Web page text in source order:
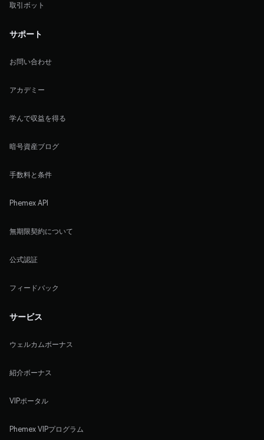
取引ボット
サポート
お問い合わせ
アカデミー
学んで収益を得る
暗号資産ブログ
手数料と条件
Phemex API
無期限契約について
公式認証
フィードバック
サービス
ウェルカムボーナス
紹介ボーナス
VIPポータル
Phemex VIPプログラム